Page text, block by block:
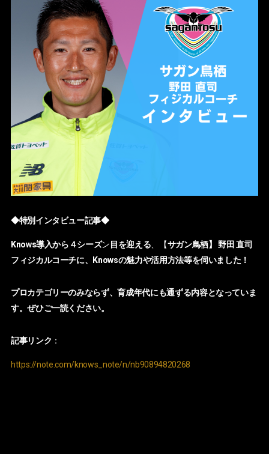
◆特別インタビュー記事◆
Knows導入から４シーズン 目を迎える 、【サガン鳥栖】 野田 直司
フィジカルコーチに、Knowsの魅力や活用方法等を伺いました！
プロカテゴリーのみならず、育成年代にも通ずる内容となっていま
す。ぜひご一読ください。
記事リンク ：
https://note.com/knows_note/n/nb90894820268